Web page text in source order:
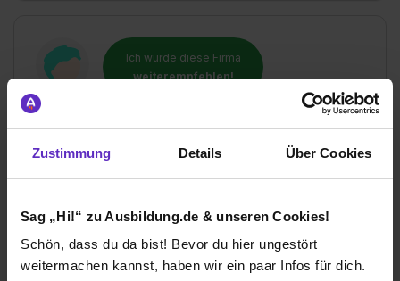
Zustimmung Details Über Cookies
Sag „Hi!“ zu Ausbildung.de & unseren Cookies!
Schön, dass du da bist! Bevor du hier ungestört
weitermachen kannst, haben wir ein paar Infos für dich.
Ich würde diese Firma
weiterempfehlen!
Wie gefällt dir die Ausbildung bei deiner
Die Betreuung durch die Ausbildungsleitung ist gut. Für
Verbesserungsvorschläge ist immer ein offenes Ohr. Ich
habe das Gefühl es wird ständig daran gearbeitet die